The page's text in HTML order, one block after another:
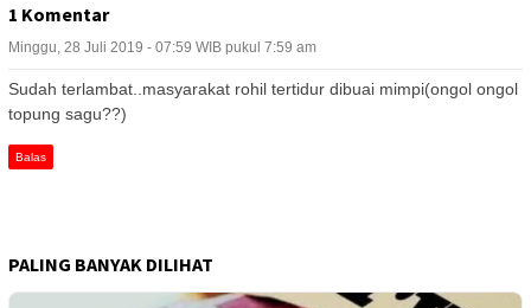
1 Komentar
Minggu, 28 Juli 2019 - 07:59 WIB pukul 7:59 am
Sudah terlambat..masyarakat rohil tertidur dibuai mimpi(ongol ongol
topung sagu??)
Balas
PALING BANYAK DILIHAT